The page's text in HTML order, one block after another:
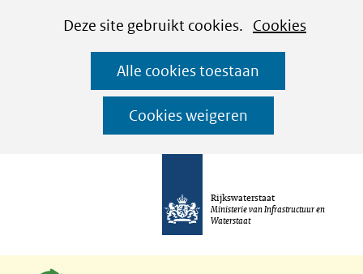
CookiesDeze site gebruikt cookies. Cookies
worden
Alle cookies toestaan
Cookies weigeren
Ga
naar
de
inhoud
Rijkswaterstaat
Ministerie van Infrastructuur en
Waterstaat